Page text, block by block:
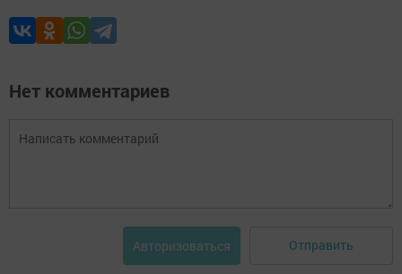
Нет комментариев
Авторизоваться Отправить